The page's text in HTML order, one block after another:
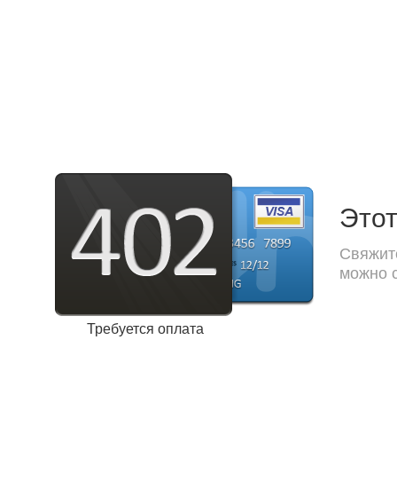
Требуется оплата
можно